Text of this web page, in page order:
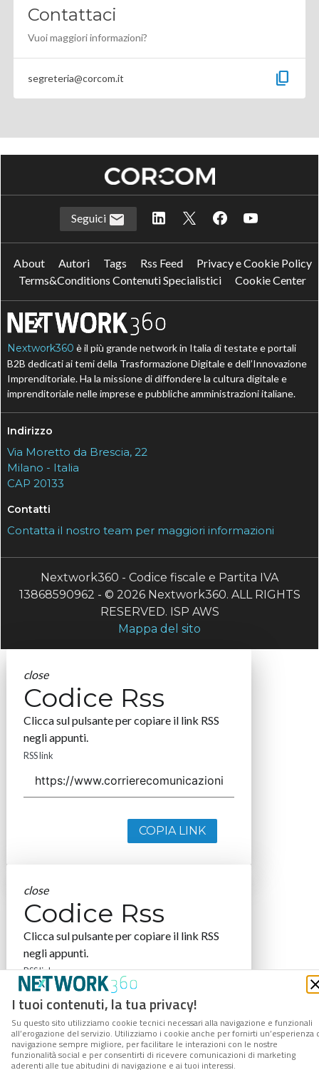
Contattaci
Vuoi maggiori informazioni?
segreteria@corcom.it content_copy
I tuoi contenuti, la tua privacy!
Su questo sito utilizziamo cookie tecnici necessari alla navigazione e funzionali
all’erogazione del servizio. Utilizziamo i cookie anche per fornirti un’esperienza
navigazione sempre migliore, per facilitare le interazioni con le nostre
funzionalità social e per consentirti di ricevere comunicazioni di marketing
aderenti alle tue abitudini di navigazione e ai tuoi interessi.
Seguici
About Autori Tags Rss Feed
Privacy e Cookie Policy
Terms&Conditions Contenuti Specialistici
Cookie Center
Nextwork360 è il più grande network in Italia di testate e portali
B2B dedicati ai temi della Trasformazione Digitale e dell’Innovazione
Imprenditoriale. Ha la missione di diffondere la cultura digitale e
imprenditoriale nelle imprese e pubbliche amministrazioni italiane.
Indirizzo
Via Moretto da Brescia, 22
Milano - Italia
CAP 20133
Contatti
Contatta il nostro team per maggiori informazioni
Nextwork360 - Codice fiscale e Partita IVA
13868590962 - © 2026 Nextwork360. ALL RIGHTS
RESERVED. ISP AWS
Mappa del sito
close
Codice Rss
Clicca sul pulsante per copiare il link RSS
negli appunti.
RSS link
COPIA LINK
close
Codice Rss
Clicca sul pulsante per copiare il link RSS
negli appunti.
RSS link
COPIA LINK